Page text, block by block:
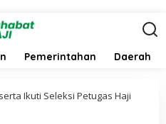
Pemerintahan Daerah
Ikuti Seleksi Petugas Haji